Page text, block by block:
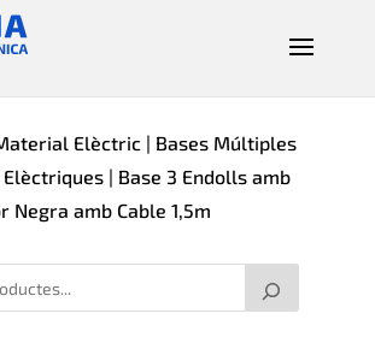
Elèctric | Bases Múltiples
| Base 3 Endolls amb
Negra amb Cable 1,5m